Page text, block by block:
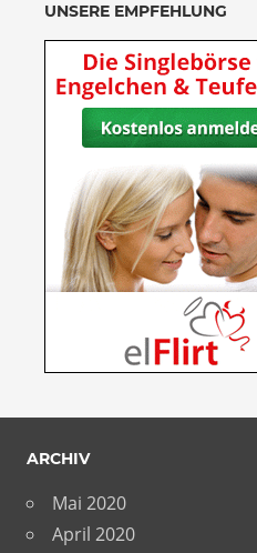
UNSERE EMPFEHLUNG
ARCHIV
Mai 2020
April 2020